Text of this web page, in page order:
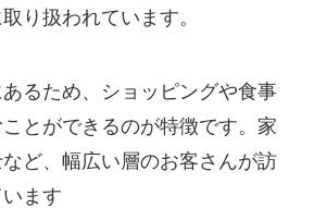
り扱われています。
るため、ショッピングや食事
とができるのが特徴です。家
ど、幅広い層のお客さんが訪
ます